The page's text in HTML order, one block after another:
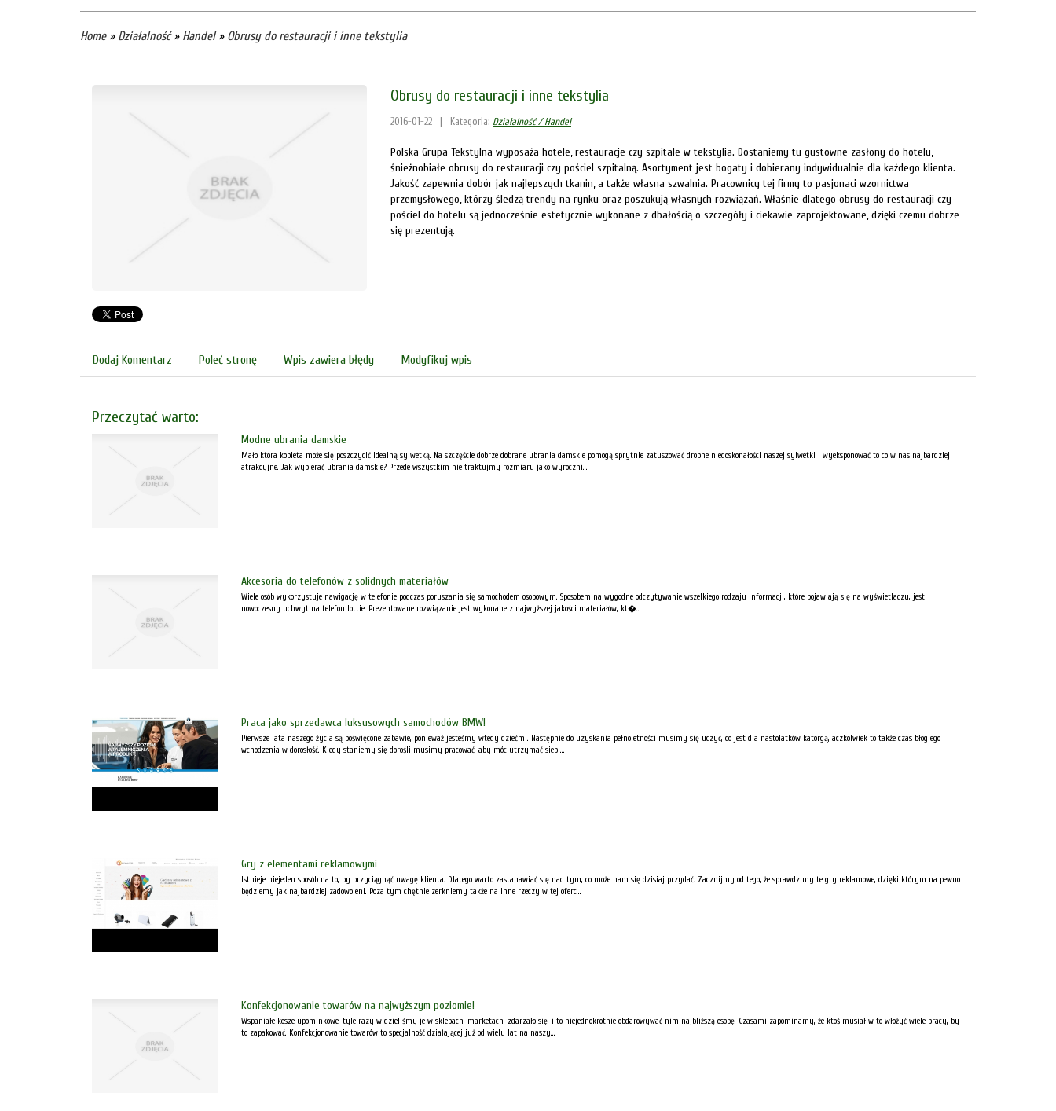
Home» Działalność» Handel» Obrusy do restauracji i inne tekstylia
Obrusy do restauracji i inne tekstylia
2016-01-22 Kategoria: Działalność / Handel
Polska Grupa Tekstylna wyposaża hotele, restauracje czy szpitale w tekstylia. Dostaniemy tu gustowne zasłony do hotelu,
śnieżnobiałe obrusy do restauracji czy pościel szpitalną. Asortyment jest bogaty i dobierany indywidualnie dla każdego klienta.
Jakość zapewnia dobór jak najlepszych tkanin, a także własna szwalnia. Pracownicy tej firmy to pasjonaci wzornictwa
przemysłowego, którzy śledzą trendy na rynku oraz poszukują własnych rozwiązań. Właśnie dlatego obrusy do restauracji czy
pościel do hotelu są jednocześnie estetycznie wykonane z dbałością o szczegóły i ciekawie zaprojektowane, dzięki czemu dobrze
się prezentują.
Dodaj Komentarz Poleć stronę Wpis zawiera błędy Modyfikuj wpis
Przeczytać warto:
Modne ubrania damskie
Mało która kobieta może się poszczycić idealną sylwetką. Na szczęście dobrze dobrane ubrania damskie pomogą sprytnie zatuszować drobne niedoskonałości naszej sylwetki i wyeksponować to co w nas najbardziej
atrakcyjne. Jak wybierać ubrania damskie? Przede wszystkim nie traktujmy rozmiaru jako wyroczni....
Akcesoria do telefonów z solidnych materiałów
Wiele osób wykorzystuje nawigację w telefonie podczas poruszania się samochodem osobowym. Sposobem na wygodne odczytywanie wszelkiego rodzaju informacji, które pojawiają się na wyświetlaczu, jest
nowoczesny uchwyt na telefon Iottie. Prezentowane rozwiązanie jest wykonane z najwyższej jakości materiałów, kt�...
Praca jako sprzedawca luksusowych samochodów BMW!
Pierwsze lata naszego życia są poświęcone zabawie, ponieważ jesteśmy wtedy dziećmi. Następnie do uzyskania pełnoletności musimy się uczyć, co jest dla nastolatków katorgą, aczkolwiek to także czas błogiego
wchodzenia w dorosłość. Kiedy staniemy się dorośli musimy pracować, aby móc utrzymać siebi...
Gry z elementami reklamowymi
Istnieje niejeden sposób na to, by przyciągnąć uwagę klienta. Dlatego warto zastanawiać się nad tym, co może nam się dzisiaj przydać. Zacznijmy od tego, że sprawdzimy te gry reklamowe, dzięki którym na pewno
będziemy jak najbardziej zadowoleni. Poza tym chętnie zerkniemy także na inne rzeczy w tej oferc...
Konfekcjonowanie towarów na najwyższym poziomie!
Wspaniałe kosze upominkowe, tyle razy widzieliśmy je w sklepach, marketach, zdarzało się, i to niejednokrotnie obdarowywać nim najbliższą osobę. Czasami zapominamy, że ktoś musiał w to włożyć wiele pracy, by
to zapakować. Konfekcjonowanie towarów to specjalność działającej już od wielu lat na naszy...